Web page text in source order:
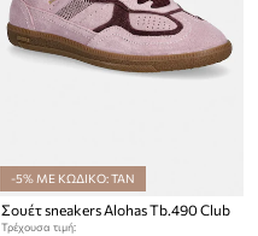
-5% ΜΕ ΚΩΔΙΚΟ: TAN
Σουέτ sneakers Alohas Tb.490 Club
Τρέχουσα τιμή: